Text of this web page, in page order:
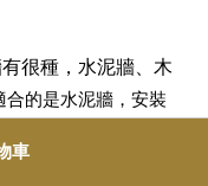
車
很種，水泥牆、木
合的是水泥牆，安裝
支撐力不夠，貓跳